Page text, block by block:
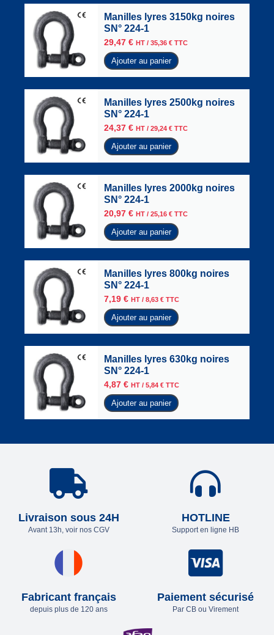
Manilles lyres 3150kg noires
SN° 224-1
29,47 € HT / 35,36 € TTC
Ajouter au panier
Manilles lyres 2500kg noires
SN° 224-1
24,37 € HT / 29,24 € TTC
Ajouter au panier
Manilles lyres 2000kg noires
SN° 224-1
20,97 € HT / 25,16 € TTC
Ajouter au panier
Manilles lyres 800kg noires
SN° 224-1
7,19 € HT / 8,63 € TTC
Ajouter au panier
Manilles lyres 630kg noires
SN° 224-1
4,87 € HT / 5,84 € TTC
Ajouter au panier
Livraison sous 24H
Avant 13h, voir nos CGV
HOTLINE
Support en ligne HB
Fabricant français
depuis plus de 120 ans
Paiement sécurisé
Par CB ou Virement